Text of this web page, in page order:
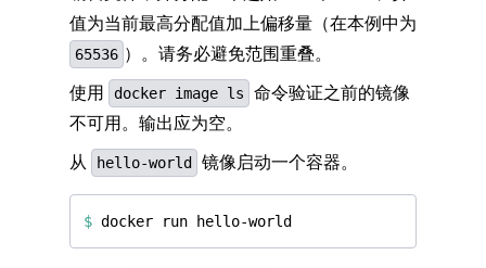
值为当前最高分配值加上偏移量（在本例中为
65536 ）。请务必避免范围重叠。
使用
docker image ls
命令验证之前的镜像
不可用。输出应为空。
从
hello-world 镜像启动一个容器。
$